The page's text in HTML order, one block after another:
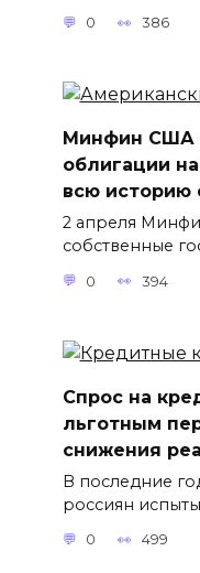
0 386
Минфин США
облигации
всю историю
2 апреля
собственные
0 394
Спрос на
льготным
снижения
В последние
россиян
0 499